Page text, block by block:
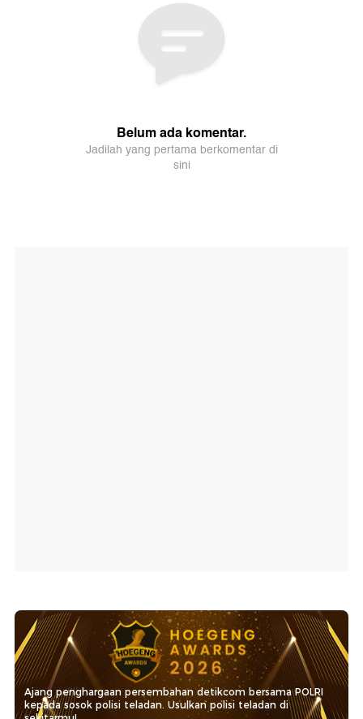
Ajang penghargaan persembahan detikcom bersama POLRI
kepada sosok polisi teladan. Usulkan polisi teladan di